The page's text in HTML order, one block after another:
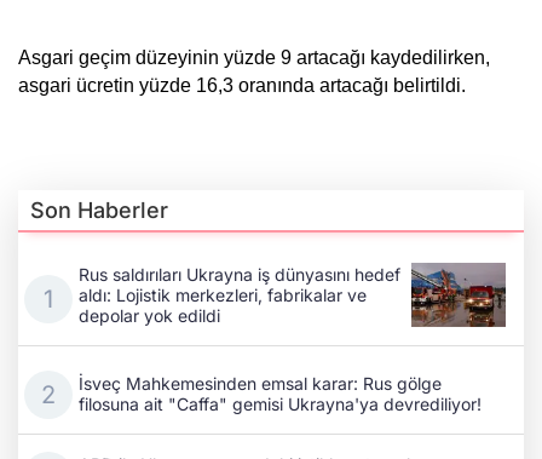
Asgari geçim düzeyinin yüzde 9 artacağı kaydedilirken,
asgari ücretin yüzde 16,3 oranında artacağı belirtildi.
Son Haberler
Rus saldırıları Ukrayna iş dünyasını hedef
aldı: Lojistik merkezleri, fabrikalar ve
depolar yok edildi
İsveç Mahkemesinden emsal karar: Rus gölge
filosuna ait "Caffa" gemisi Ukrayna'ya devrediliyor!